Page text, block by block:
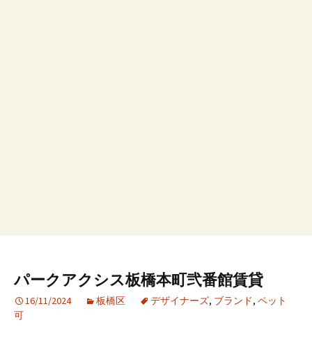
パークアクシス板橋本町弐番館賃貸
16/11/2024 板橋区 デザイナーズ, ブランド, ペット
可